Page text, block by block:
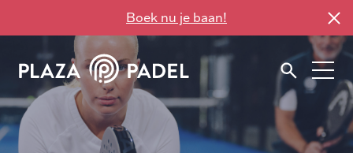
Boek nu je baan!